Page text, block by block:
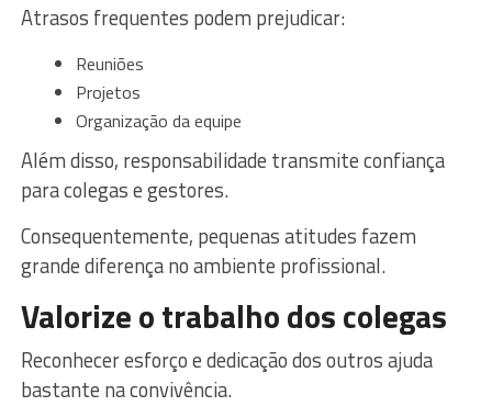
Atrasos frequentes podem prejudicar:
Reuniões
Projetos
Organização da equipe
Além disso, responsabilidade transmite confiança
para colegas e gestores.
Consequentemente, pequenas atitudes fazem
grande diferença no ambiente profissional.
Valorize o trabalho dos colegas
Reconhecer esforço e dedicação dos outros ajuda
bastante na convivência.